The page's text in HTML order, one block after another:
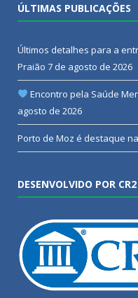
ÚLTIMAS PUBLICAÇÕES
Últimos detalhes para a
Praião 7 de agosto de 2026
Encontro pela Saúde
agosto de 2026
Porto de Moz é destaque
DESENVOLVIDO POR CR2